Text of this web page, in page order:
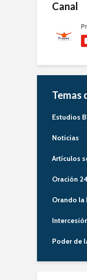
Canal
Temas
Estudios
Noticias
Artículos
Oración
Orando la
Poder de